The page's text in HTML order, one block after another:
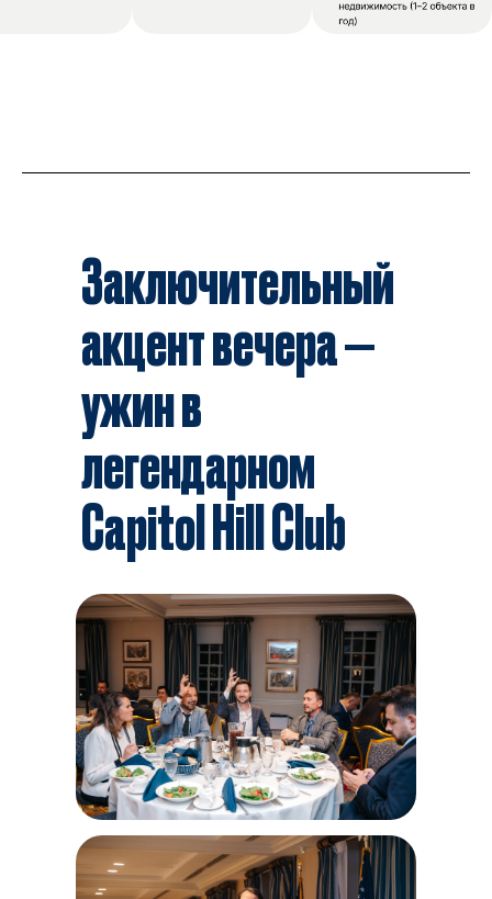
Заключительный
акцент вечера —
ужин в
легендарном
Capitol Hill Club